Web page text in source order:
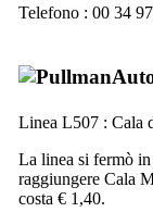
Telefono : 00 34
Linea L507 : Cala
La linea si fermò
raggiungere Cala
costa € 1,40.